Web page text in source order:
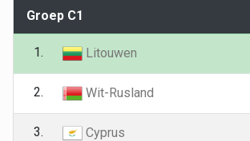
Groep C1
1. Litouwen
2. Wit-Rusland
3. Cyprus